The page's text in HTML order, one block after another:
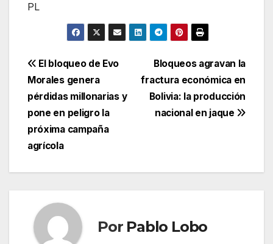
PL
Navegación
de
entradas
Bloqueos agravan la
fractura económica en
Bolivia: la producción
nacional en jaque
El bloqueo de Evo
Morales genera
pérdidas millonarias y
pone en peligro la
próxima campaña
agrícola
Por Pablo Lobo